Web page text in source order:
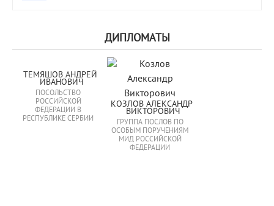
ДИПЛОМАТЫ
ТЕМЯШОВ АНДРЕЙ
ИВАНОВИЧ
ПОСОЛЬСТВО
РОССИЙСКОЙ
ФЕДЕРАЦИИ В
РЕСПУБЛИКЕ СЕРБИИ
КОЗЛОВ АЛЕКСАНДР
ВИКТОРОВИЧ
ГРУППА ПОСЛОВ ПО
ОСОБЫМ ПОРУЧЕНИЯМ
МИД РОССИЙСКОЙ
ФЕДЕРАЦИИ